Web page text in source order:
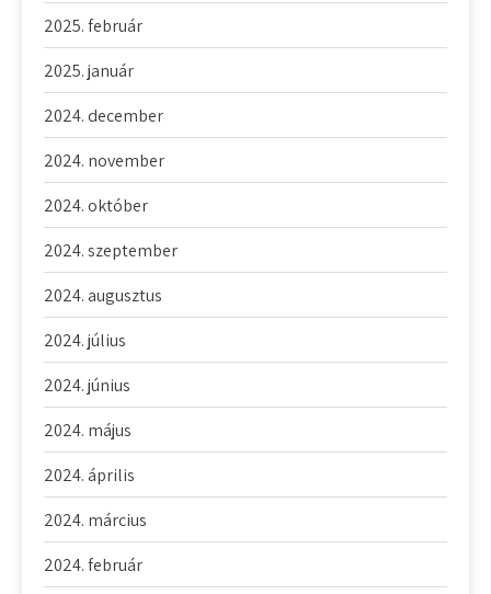
2025. február
2025. január
2024. december
2024. november
2024. október
2024. szeptember
2024. augusztus
2024. július
2024. június
2024. május
2024. április
2024. március
2024. február